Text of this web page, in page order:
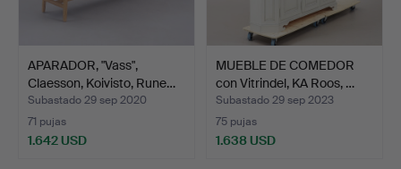
APARADOR, "Vass",
Claesson, Koivisto, Rune…
Subastado 29 sep 2020
71 pujas
1.642 USD
MUEBLE DE COMEDOR
con Vitrindel, KA Roos, …
Subastado 29 sep 2023
75 pujas
1.638 USD